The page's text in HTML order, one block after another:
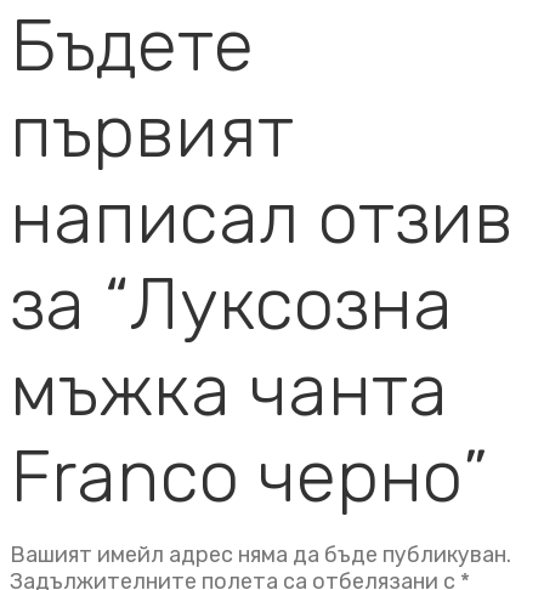
Бъдете
първият
написал отзив
за “Луксозна
мъжка чанта
Franco черно”
Вашият имейл адрес няма да бъде публикуван.
Задължителните полета са отбелязани с *